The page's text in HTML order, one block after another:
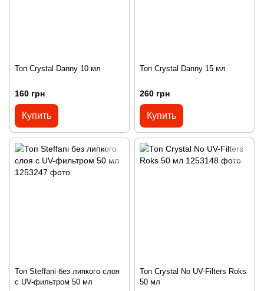
Топ Crystal Danny 10 мл
160 грн
Купить
Топ Crystal Danny 15 мл
260 грн
Купить
Топ Steffani без липкого слоя
с UV-фильтром 50 мл
Топ Crystal No UV-Filters Roks
50 мл